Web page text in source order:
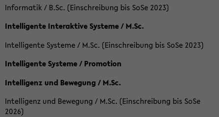
Informatik / B.Sc. (Einschreibung bis SoSe 2023)
Intelligente Interaktive Systeme / M.Sc.
Intelligente Systeme / M.Sc. (Einschreibung bis SoSe 2023)
Intelligente Systeme / Promotion
Intelligenz und Bewegung / M.Sc.
Intelligenz und Bewegung / M.Sc. (Einschreibung bis SoSe
2026)